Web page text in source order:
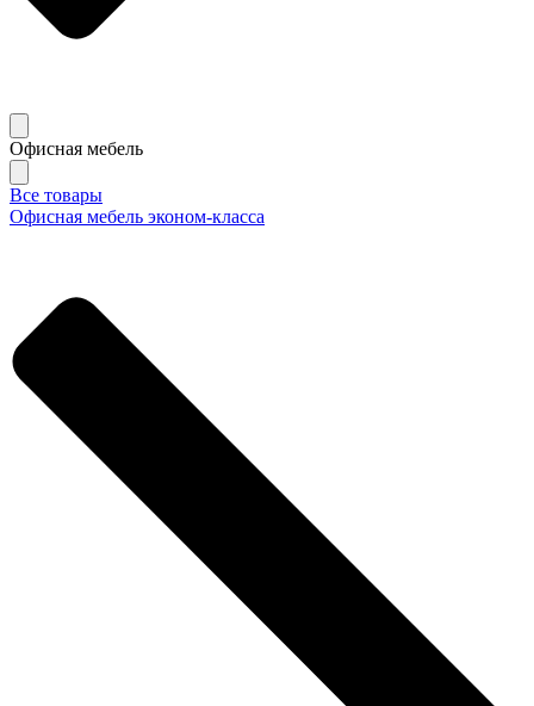
Офисная мебель
Все товары
Офисная мебель эконом-класса